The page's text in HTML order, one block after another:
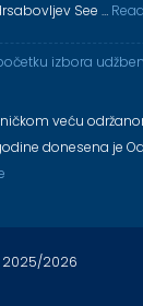
See …
izbora
veću
donesena je
2025/2026